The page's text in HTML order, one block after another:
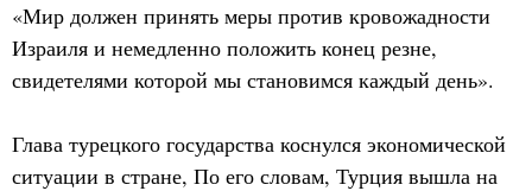
«Мир должен принять меры против кровожадности
Израиля и немедленно положить конец резне,
свидетелями которой мы становимся каждый день».
Глава турецкого государства коснулся экономической
ситуации в стране, По его словам, Турция вышла на